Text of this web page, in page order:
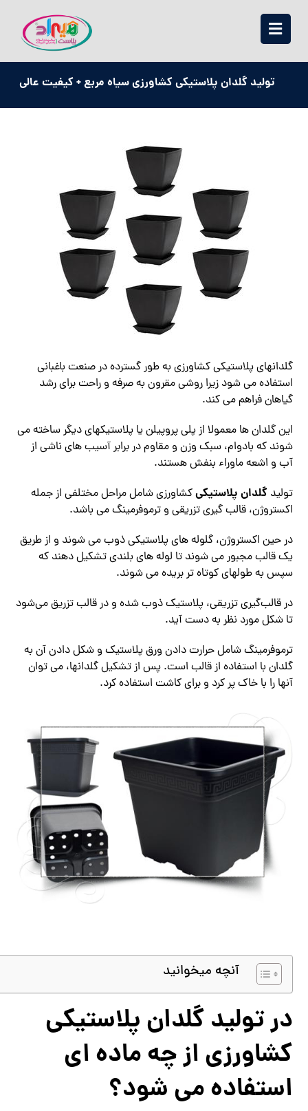
تولید گلدان پلاستیکی کشاورزی سیاه مربع + کیفیت عالی
گلدانهای پلاستیکی کشاورزی به طور گسترده در صنعت باغبانی
استفاده می شود زیرا روشی مقرون به صرفه و راحت برای رشد
گیاهان فراهم می کند.
این گلدان ها معمولا از پلی پروپیلن یا پلاستیکهای دیگر ساخته می
شوند که بادوام، سبک وزن و مقاوم در برابر آسیب های ناشی از
آب و اشعه ماوراء بنفش هستند.
تولیدگلدان پلاستیکیکشاورزی شامل مراحل مختلفی از جمله
اکستروژن، قالب گیری تزریقی و ترموفرمینگ می باشد.
در حین اکستروژن، گلوله های پلاستیکی ذوب می شوند و از طریق
یک قالب مجبور می شوند تا لوله های بلندی تشکیل دهند که
سپس به طولهای کوتاه تر بریده می شوند.
در قالب‌گیری تزریقی، پلاستیک ذوب شده و در قالب تزریق می‌شود
تا شکل مورد نظر به دست آید.
ترموفرمینگ شامل حرارت دادن ورق پلاستیک و شکل دادن آن به
گلدان با استفاده از قالب است. پس از تشکیل گلدانها، می توان
آنها را با خاک پر کرد و برای کاشت استفاده کرد.
آنچه میخوانید
در تولید گلدان پلاستیکی
کشاورزی از چه ماده ای
استفاده می شود؟